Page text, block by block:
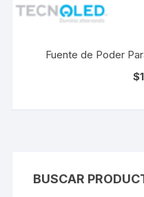
Fuente de Poder
$
BUSCAR